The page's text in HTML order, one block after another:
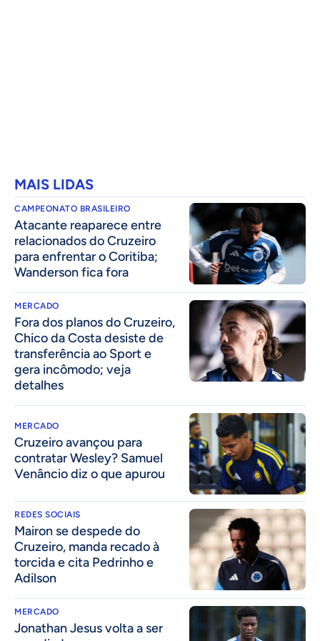
MAIS LIDAS
CAMPEONATO BRASILEIRO
Atacante reaparece entre
relacionados do Cruzeiro
para enfrentar o Coritiba;
Wanderson fica fora
MERCADO
Fora dos planos do Cruzeiro,
Chico da Costa desiste de
transferência ao Sport e
gera incômodo; veja
detalhes
MERCADO
Cruzeiro avançou para
contratar Wesley? Samuel
Venâncio diz o que apurou
REDES SOCIAIS
Mairon se despede do
Cruzeiro, manda recado à
torcida e cita Pedrinho e
Adilson
MERCADO
Jonathan Jesus volta a ser